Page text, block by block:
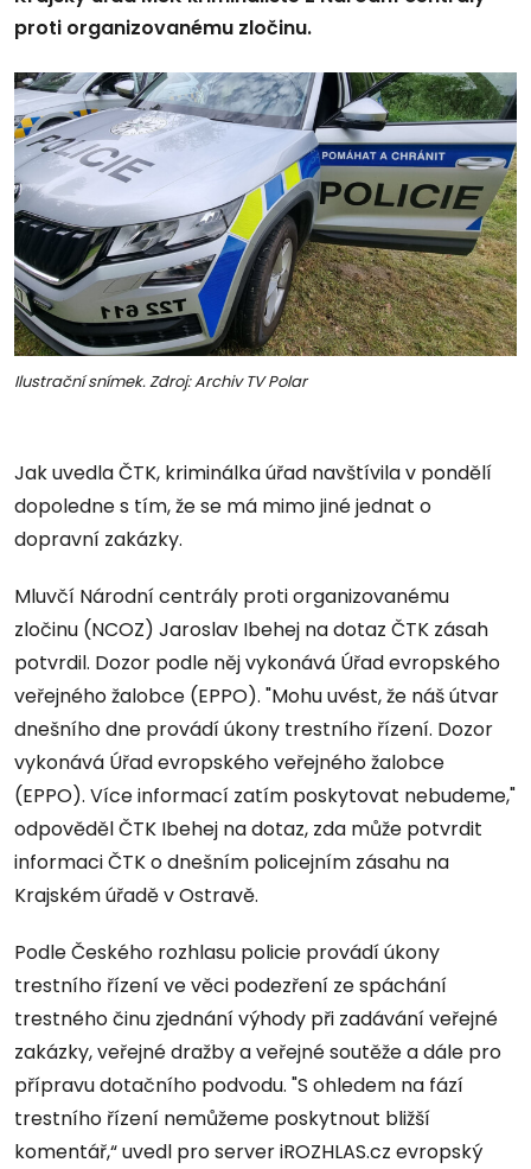
proti organizovanému zločinu.
Ilustrační snímek. Zdroj: Archiv TV Polar
Jak uvedla ČTK, kriminálka úřad navštívila v pondělí
dopoledne s tím, že se má mimo jiné jednat o
dopravní zakázky.
Mluvčí Národní centrály proti organizovanému
zločinu (NCOZ) Jaroslav Ibehej na dotaz ČTK zásah
potvrdil. Dozor podle něj vykonává Úřad evropského
veřejného žalobce (EPPO). "Mohu uvést, že náš útvar
dnešního dne provádí úkony trestního řízení. Dozor
vykonává Úřad evropského veřejného žalobce
(EPPO). Více informací zatím poskytovat nebudeme,"
odpověděl ČTK Ibehej na dotaz, zda může potvrdit
informaci ČTK o dnešním policejním zásahu na
Krajském úřadě v Ostravě.
Podle Českého rozhlasu policie provádí úkony
trestního řízení ve věci podezření ze spáchání
trestného činu zjednání výhody při zadávání veřejné
zakázky, veřejné dražby a veřejné soutěže a dále pro
přípravu dotačního podvodu. "S ohledem na fází
trestního řízení nemůžeme poskytnout bližší
komentář,“ uvedl pro server iROZHLAS.cz evropský